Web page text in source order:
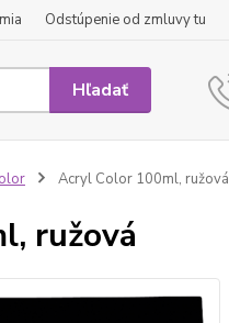
Odstúpenie od zmluvy tu
Hľadať
Acryl Color 100ml, ružová
ružová